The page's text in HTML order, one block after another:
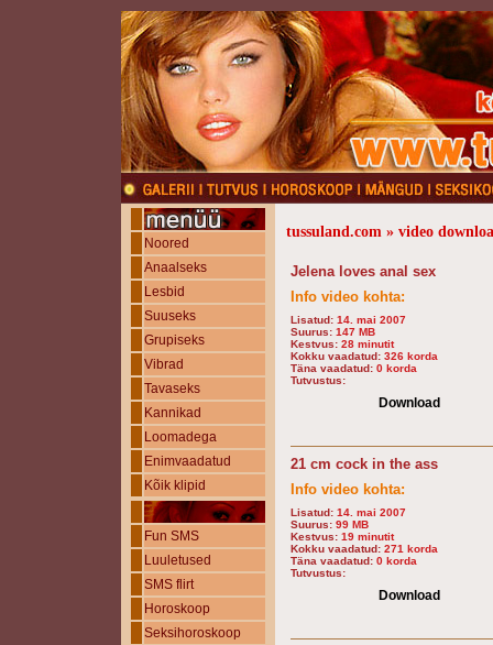
Noored
Anaalseks
Lesbid
Suuseks
Grupiseks
Vibrad
Tavaseks
Kannikad
Loomadega
Enimvaadatud
Kõik klipid
Fun SMS
Luuletused
SMS flirt
Horoskoop
Seksihoroskoop
tussuland.com » video
Jelena loves anal sex
Info video kohta:
Lisatud: 14. mai 2007
Suurus: 147 MB
Kestvus: 28 minutit
Kokku vaadatud: 326 korda
Täna vaadatud: 0 korda
Tutvustus:
Download
21 cm cock in the ass
Info video kohta:
Lisatud: 14. mai 2007
Suurus: 99 MB
Kestvus: 19 minutit
Kokku vaadatud: 271 korda
Täna vaadatud: 0 korda
Tutvustus:
Download